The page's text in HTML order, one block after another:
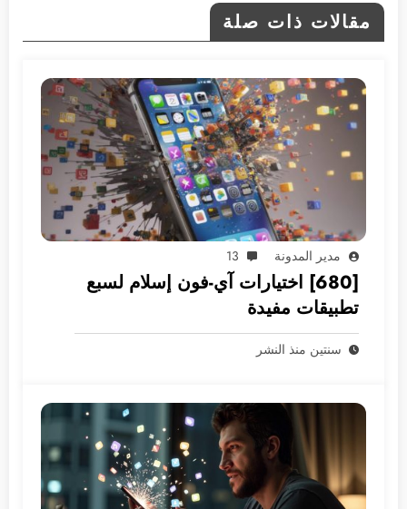
مقالات ذات صلة
مدير المدونة 13
[680] اختيارات آي-فون إسلام لسبع
تطبيقات مفيدة
سنتين منذ النشر